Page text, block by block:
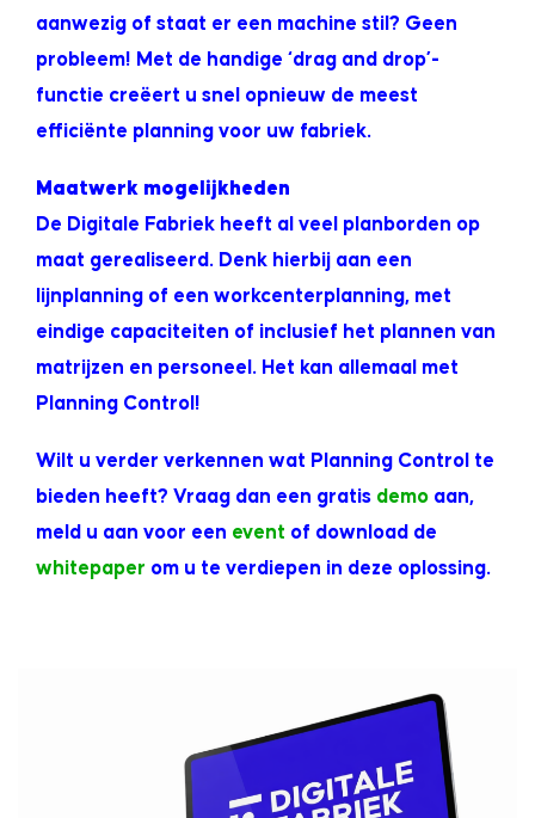
aanwezig of staat er een machine stil? Geen
probleem! Met de handige ‘drag and drop’-
functie creëert u snel opnieuw de meest
efficiënte planning voor uw fabriek.
Maatwerk mogelijkheden
De Digitale Fabriek heeft al veel planborden op
maat gerealiseerd. Denk hierbij aan een
lijnplanning of een workcenterplanning, met
eindige capaciteiten of inclusief het plannen van
matrijzen en personeel. Het kan allemaal met
Planning Control!
Wilt u verder verkennen wat Planning Control te
bieden heeft? Vraag dan een gratis demo aan,
meld u aan voor een event of download de
whitepaper om u te verdiepen in deze oplossing.